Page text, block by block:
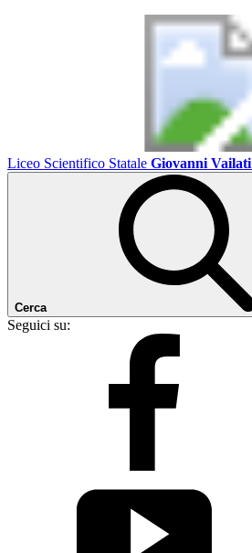
Liceo Scientifico Statale Giovanni Vailati
Cerca
Seguici su: